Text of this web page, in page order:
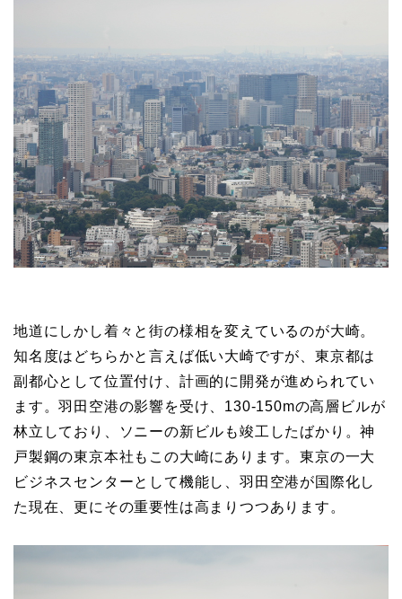
地道にしかし着々と街の様相を変えているのが大崎。
知名度はどちらかと言えば低い大崎ですが、東京都は
副都心として位置付け、計画的に開発が進められてい
ます。羽田空港の影響を受け、130-150mの高層ビルが
林立しており、ソニーの新ビルも竣工したばかり。神
戸製鋼の東京本社もこの大崎にあります。東京の一大
ビジネスセンターとして機能し、羽田空港が国際化し
た現在、更にその重要性は高まりつつあります。